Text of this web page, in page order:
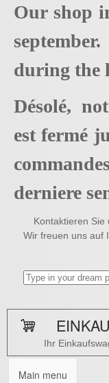
Our shop
during the
Désolé,
est fermé
derniere
Kontaktieren Sie
Wir freuen uns auf
Ihr
Main menu